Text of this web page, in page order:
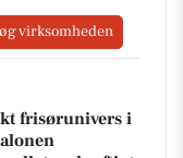
virksomheden
frisørunivers i